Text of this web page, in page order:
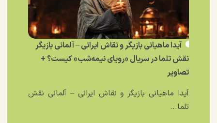
آیدا ماهیانی بازیگر و نقاش ایرانی – آلمانی بازیگر
نقش تلما در سریال «رویای نیمه‌شب» کیست؟ +
تصاویر
آیدا ماهیانی بازیگر و نقاش ایرانی – آلمانی نقش
تلما...